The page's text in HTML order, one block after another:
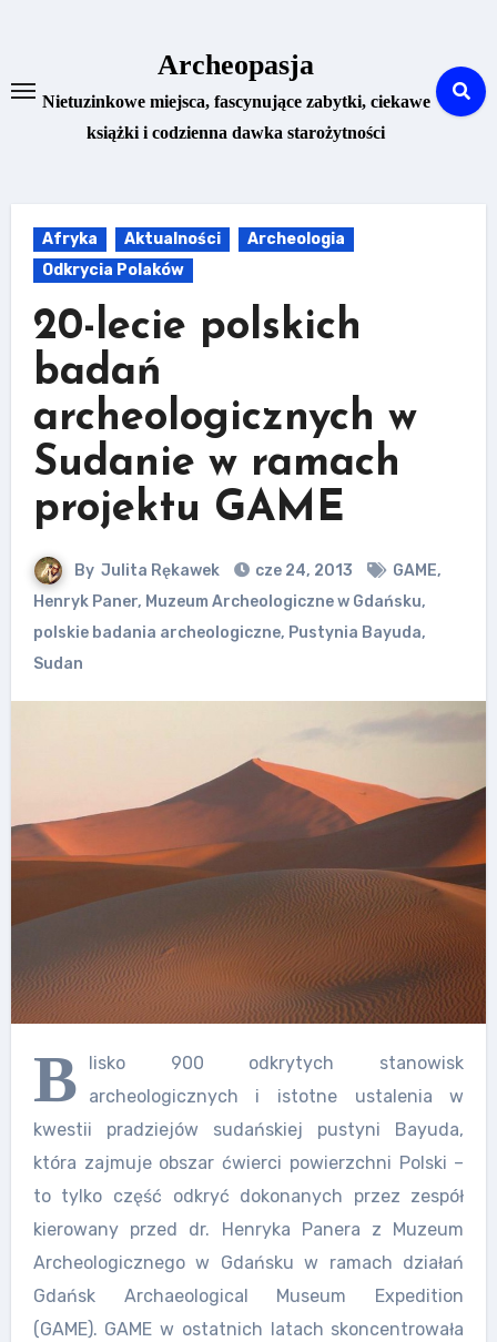
Archeopasja
Nietuzinkowe miejsca, fascynujące zabytki, ciekawe
książki i codzienna dawka starożytności
Afryka Aktualności
Archeologia
Odkrycia Polaków
20-lecie polskich
badań
archeologicznych w
Sudanie w ramach
projektu GAME
By Julita Rękawek cze 24, 2013 GAME,
Henryk Paner, Muzeum Archeologiczne w Gdańsku,
polskie badania archeologiczne, Pustynia Bayuda,
Sudan
B
lisko 900 odkrytych stanowisk
archeologicznych i istotne ustalenia w
kwestii pradziejów sudańskiej pustyni Bayuda,
która zajmuje obszar ćwierci powierzchni Polski –
to tylko część odkryć dokonanych przez zespół
kierowany przed dr. Henryka Panera z Muzeum
Archeologicznego w Gdańsku w ramach działań
Gdańsk Archaeological Museum Expedition
(GAME). GAME w ostatnich latach skoncentrowała